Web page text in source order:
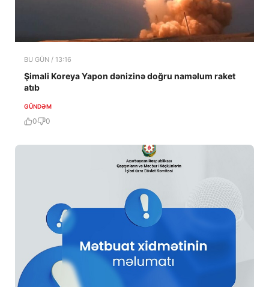
BU GÜN / 13:16
Şimali Koreya Yapon dənizinə doğru naməlum raket
atıb
GÜNDƏM
0 0